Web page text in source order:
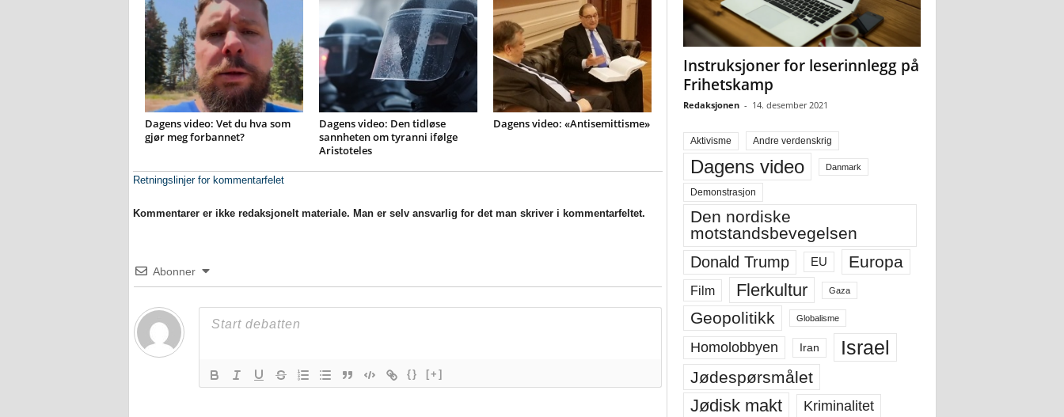
Dagens video: Vet du hva som
gjør meg forbannet?
Dagens video: Den tidløse
sannheten om tyranni ifølge
Aristoteles
Dagens video: «Antisemittisme»
Retningslinjer for kommentarfelet
Kommentarer er ikke redaksjonelt materiale. Man er selv ansvarlig for det man skriver i kommentarfeltet.
Abonner
{} [+]
Instruksjoner for leserinnlegg på
Frihetskamp
Redaksjonen - 14. desember 2021
Aktivisme Andre verdenskrig
Dagens video Danmark
Demonstrasjon
Den nordiske
motstandsbevegelsen
Donald Trump EU Europa
Film Flerkultur Gaza
Geopolitikk Globalisme
Homolobbyen Iran Israel
Jødespørsmålet
Jødisk makt Kriminalitet